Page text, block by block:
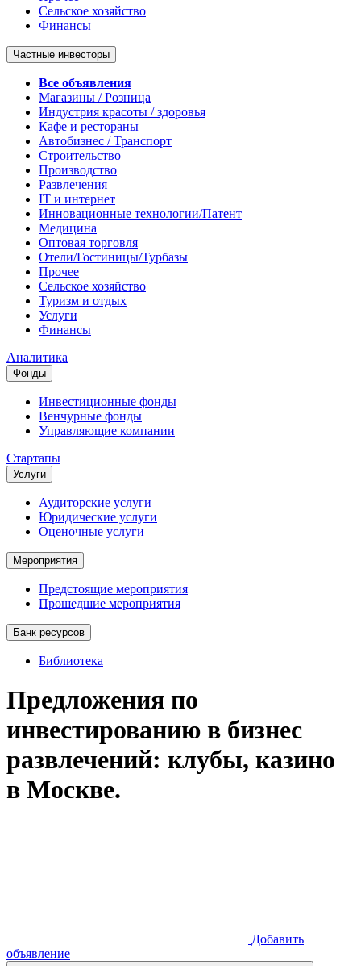
Сельское хозяйство
Финансы
Частные инвесторы
Все объявления
Магазины / Розница
Индустрия красоты / здоровья
Кафе и рестораны
Автобизнес / Транспорт
Строительство
Производство
Развлечения
IT и интернет
Инновационные технологии/Патент
Медицина
Оптовая торговля
Отели/Гостиницы/Турбазы
Прочее
Сельское хозяйство
Туризм и отдых
Услуги
Финансы
Аналитика
Фонды
Инвестиционные фонды
Венчурные фонды
Управляющие компании
Стартапы
Услуги
Аудиторские услуги
Юридические услуги
Оценочные услуги
Мероприятия
Предстоящие мероприятия
Прошедшие мероприятия
Банк ресурсов
Библиотека
Предложения по
инвестированию в бизнес
развлечений: клубы, казино
в Москве.
Добавить
объявление